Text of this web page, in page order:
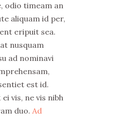
odio timeam an
aliquam id per,
eripuit sea.
nusquam
ad nominavi
est id.
vis, ne vis nibh
duo. Ad